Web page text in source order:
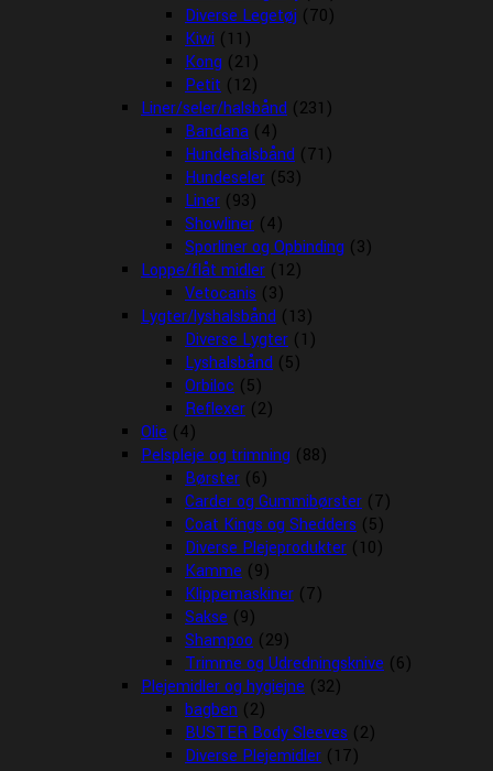
Diverse Legetøj (70)
Kiwi (11)
Kong (21)
Petit (12)
Liner/seler/halsbånd (231)
Bandana (4)
Hundehalsbånd (71)
Hundeseler (53)
Liner (93)
Showliner (4)
Sporliner og Opbinding (3)
Loppe/flåt midler (12)
Vetocanis (3)
Lygter/lyshalsbånd (13)
Diverse Lygter (1)
Lyshalsbånd (5)
Orbiloc (5)
Reflexer (2)
Olie (4)
Pelspleje og trimning (88)
Børster (6)
Carder og Gummibørster (7)
Coat Kings og Shedders (5)
Diverse Plejeprodukter (10)
Kamme (9)
Klippemaskiner (7)
Sakse (9)
Shampoo (29)
Trimme og Udredningsknive (6)
Plejemidler og hygiejne (32)
bagben (2)
BUSTER Body Sleeves (2)
Diverse Plejemidler (17)